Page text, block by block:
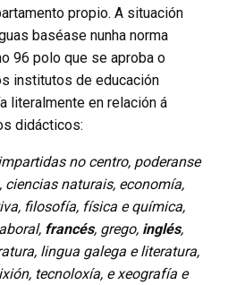
propio. A situación
baséase nunha norma
96 polo que se aproba o
institutos de educación
literalmente en relación á
didácticos:
no centro, poderanse
naturais, economía,
filosofía, física e química,
francés, grego, inglés,
lingua galega e literatura,
tecnoloxía, e xeografía e